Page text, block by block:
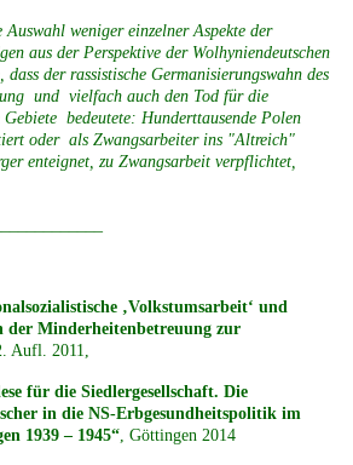
weniger einzelner Aspekte der
aus der Perspektive der Wolhyniendeutschen
dass der rassistische Germanisierungswahn des
und vielfach auch den Tod für die
Gebiete bedeutete: Hunderttausende Polen
oder als Zwangsarbeiter ins "Altreich"
enteignet, zu Zwangsarbeit verpflichtet,
‚Volkstumsarbeit‘ und
der Minderheitenbetreuung zur
Aufl. 2011,
für die Siedlergesellschaft. Die
in die NS-Erbgesundheitspolitik im
1939 – 1945“, Göttingen 2014